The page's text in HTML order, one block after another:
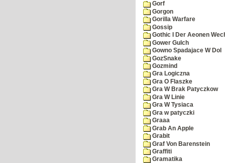
Gorf
Gorgon
Gorilla Warfare
Gossip
Gothic I Der Aeonen
Gower Gulch
Gowno Spadajace W Dol
GozSnake
Gozmind
Gra Logiczna
Gra O Flaszke
Gra W Brak Patyczkow
Gra W Linie
Gra W Tysiaca
Gra w patyczki
Graaa
Grab An Apple
Grabit
Graf Von Barenstein
Graffiti
Gramatika